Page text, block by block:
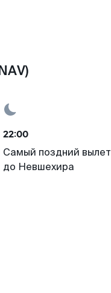
22:00
Самый поздний вылет
до Невшехира